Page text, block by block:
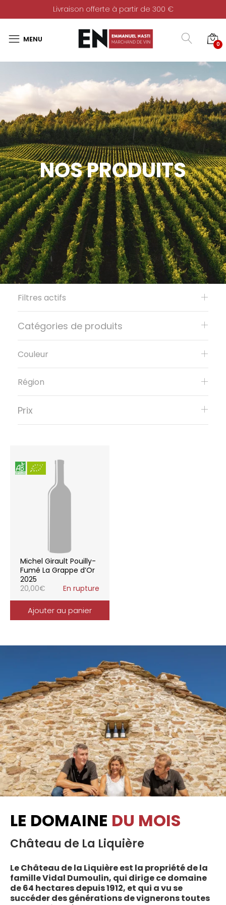
Livraison offerte à partir de 300 €
0
NOS PRODUITS
Michel Girault Pouilly-
Fumé La Grappe d’Or
2025
20,00€ En rupture
Ajouter au panier
Filtres actifs
Catégories de produits
Couleur
Région
Prix
LE DOMAINE DU MOIS
Château de La Liquière
Le Château de la Liquière est la propriété de la
famille Vidal Dumoulin, qui dirige ce domaine
de 64 hectares depuis 1912, et qui a vu se
succéder des générations de vignerons toutes